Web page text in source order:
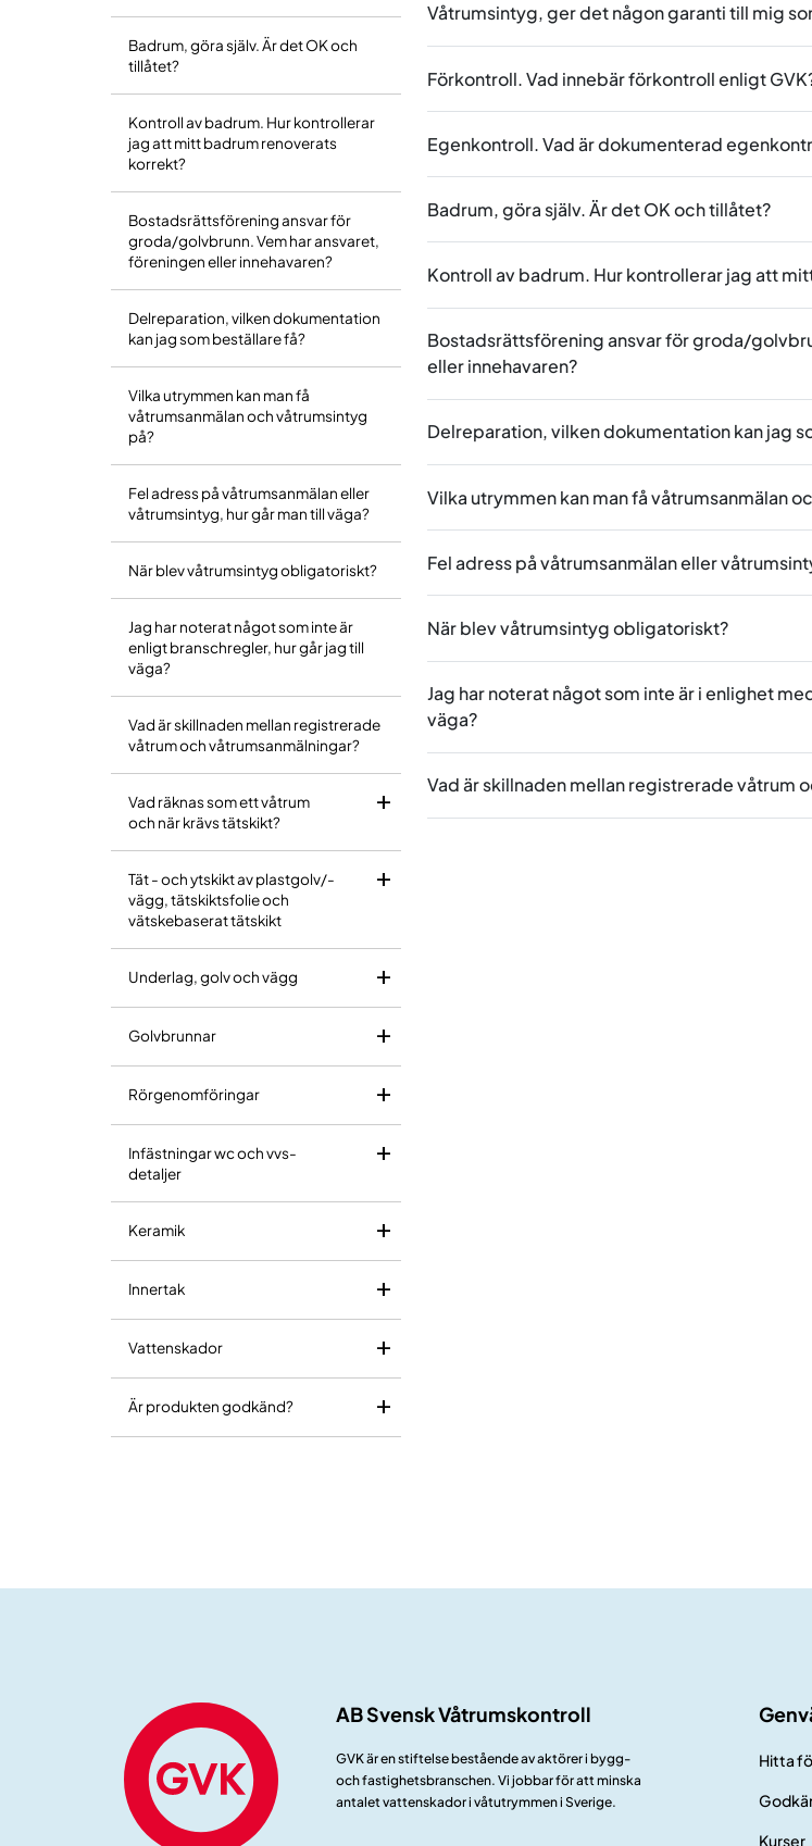
Badrum, göra själv. Är det OK och
tillåtet?
Kontroll av badrum. Hur kontrollerar
jag att mitt badrum renoverats
korrekt?
Bostadsrättsförening ansvar för
groda/golvbrunn. Vem har ansvaret,
föreningen eller innehavaren?
Delreparation, vilken dokumentation
kan jag som beställare få?
Vilka utrymmen kan man få
våtrumsanmälan och våtrumsintyg
på?
Fel adress på våtrumsanmälan eller
våtrumsintyg, hur går man till väga?
När blev våtrumsintyg obligatoriskt?
Jag har noterat något som inte är
enligt branschregler, hur går jag till
väga?
Vad är skillnaden mellan registrerade
våtrum och våtrumsanmälningar?
Vad räknas som ett våtrum
och när krävs tätskikt?
Tät - och ytskikt av plastgolv/-
vägg, tätskiktsfolie och
vätskebaserat tätskikt
Underlag, golv och vägg
Golvbrunnar
Rörgenomföringar
Infästningar wc och vvs-
detaljer
Keramik
Innertak
Vattenskador
Är produkten godkänd?
Våtrumsintyg, ger det någon garanti till mig
Förkontroll. Vad innebär förkontroll enligt
Egenkontroll. Vad är dokumenterad
Badrum, göra själv. Är det OK och tillåtet?
Kontroll av badrum. Hur kontrollerar jag att
Bostadsrättsförening ansvar för groda/
eller innehavaren?
Delreparation, vilken dokumentation kan jag
Vilka utrymmen kan man få våtrumsanmälan
Fel adress på våtrumsanmälan eller
När blev våtrumsintyg obligatoriskt?
Jag har noterat något som inte är i enlighet
väga?
Vad är skillnaden mellan registrerade våtrum
AB Svensk Våtrumskontroll
GVK är en stiftelse bestående av aktörer i bygg-
och fastighetsbranschen. Vi jobbar för att minska
antalet vattenskador i våtutrymmen i Sverige.
Hitta
Kurser